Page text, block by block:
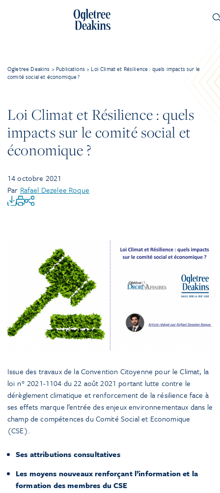
Ogletree Deakins > Publications > Loi Climat et Résilience : quels impacts sur le
comité social et économique ?
Loi Climat et Résilience : quels
impacts sur le comité social et
économique ?
14 octobre 2021
Par Rafael Dezelee Roque
Issue des travaux de la Convention Citoyenne pour le Climat, la
loi n° 2021-1104 du 22 août 2021 portant lutte contre le
dérèglement climatique et renforcement de la résilience face à
ses effets marque l’entrée des enjeux environnementaux dans le
champ de compétences du Comité Social et Economique
(CSE).
Ses attributions consultatives
Les moyens nouveaux renforçant l’information et la
formation des membres du CSE